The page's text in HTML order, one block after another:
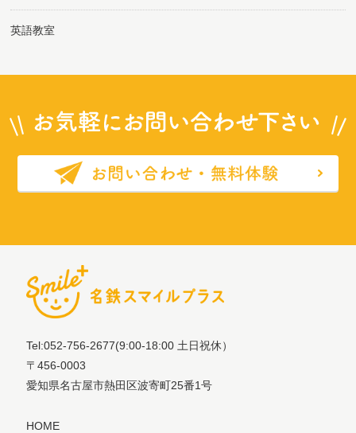
英語教室
Tel:052-756-2677(9:00-18:00 土日祝休）
〒456-0003
愛知県名古屋市熱田区波寄町25番1号
HOME